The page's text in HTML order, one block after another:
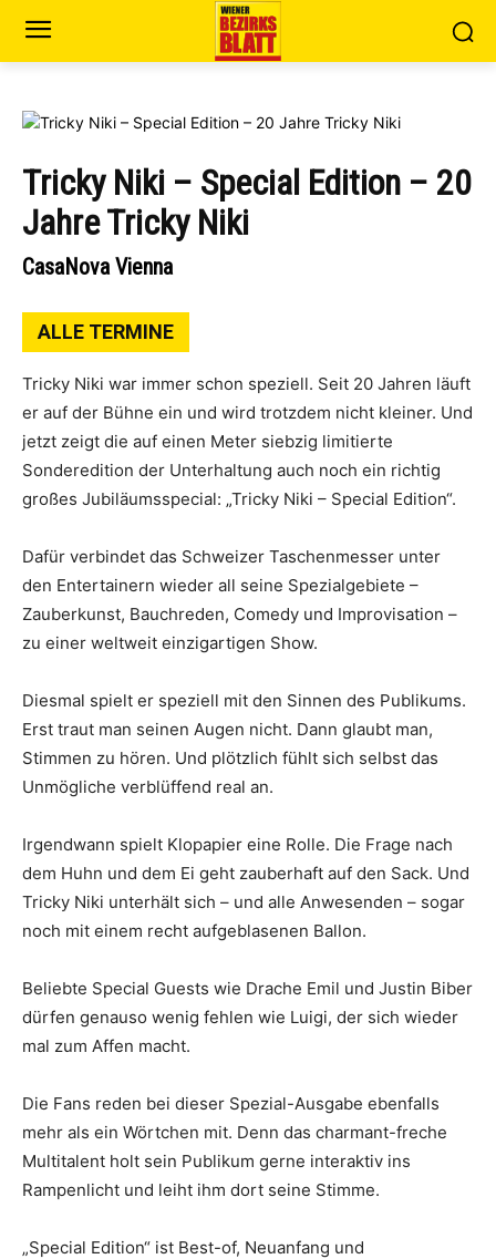
Tricky Niki – Special Edition – 20
Jahre Tricky Niki
CasaNova Vienna
ALLE TERMINE
Tricky Niki war immer schon speziell. Seit 20 Jahren läuft
er auf der Bühne ein und wird trotzdem nicht kleiner. Und
jetzt zeigt die auf einen Meter siebzig limitierte
Sonderedition der Unterhaltung auch noch ein richtig
großes Jubiläumsspecial: „Tricky Niki – Special Edition“.
Dafür verbindet das Schweizer Taschenmesser unter
den Entertainern wieder all seine Spezialgebiete –
Zauberkunst, Bauchreden, Comedy und Improvisation –
zu einer weltweit einzigartigen Show.
Diesmal spielt er speziell mit den Sinnen des Publikums.
Erst traut man seinen Augen nicht. Dann glaubt man,
Stimmen zu hören. Und plötzlich fühlt sich selbst das
Unmögliche verblüffend real an.
Irgendwann spielt Klopapier eine Rolle. Die Frage nach
dem Huhn und dem Ei geht zauberhaft auf den Sack. Und
Tricky Niki unterhält sich – und alle Anwesenden – sogar
noch mit einem recht aufgeblasenen Ballon.
Beliebte Special Guests wie Drache Emil und Justin Biber
dürfen genauso wenig fehlen wie Luigi, der sich wieder
mal zum Affen macht.
Die Fans reden bei dieser Spezial-Ausgabe ebenfalls
mehr als ein Wörtchen mit. Denn das charmant-freche
Multitalent holt sein Publikum gerne interaktiv ins
Rampenlicht und leiht ihm dort seine Stimme.
„Special Edition“ ist Best-of, Neuanfang und